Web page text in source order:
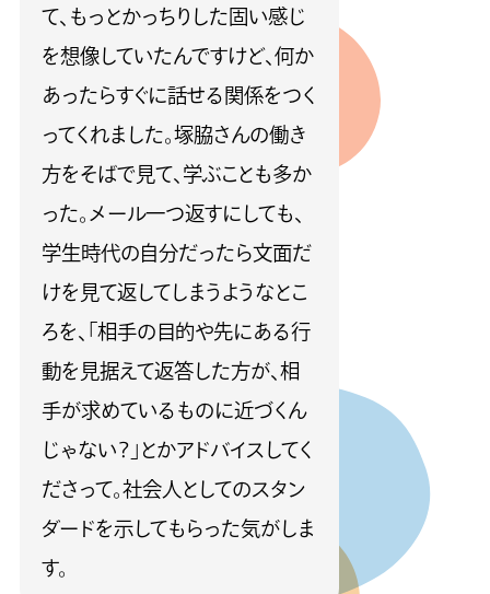
て、もっとかっちりした固い感じ
を想像していたんですけど、何か
あったらすぐに話せる関係をつく
ってくれました。塚脇さんの働き
方をそばで見て、学ぶことも多か
った。メール一つ返すにしても、
学生時代の自分だったら文面だ
けを見て返してしまうようなとこ
ろを、「相手の目的や先にある行
動を見据えて返答した方が、相
手が求めているものに近づくん
じゃない？」とかアドバイスしてく
ださって。社会人としてのスタン
ダードを示してもらった気がしま
す。